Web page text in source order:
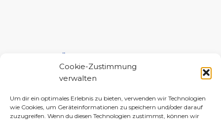
Cookie-Zustimmung
verwalten
Um dir ein optimales Erlebnis zu bieten, verwenden wir Technologien
wie Cookies, um Geräteinformationen zu speichern und/oder darauf
zuzugreifen. Wenn du diesen Technologien zustimmst, können wir